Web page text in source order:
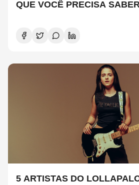
QUE VOCÊ PRECISA
5 ARTISTAS DO